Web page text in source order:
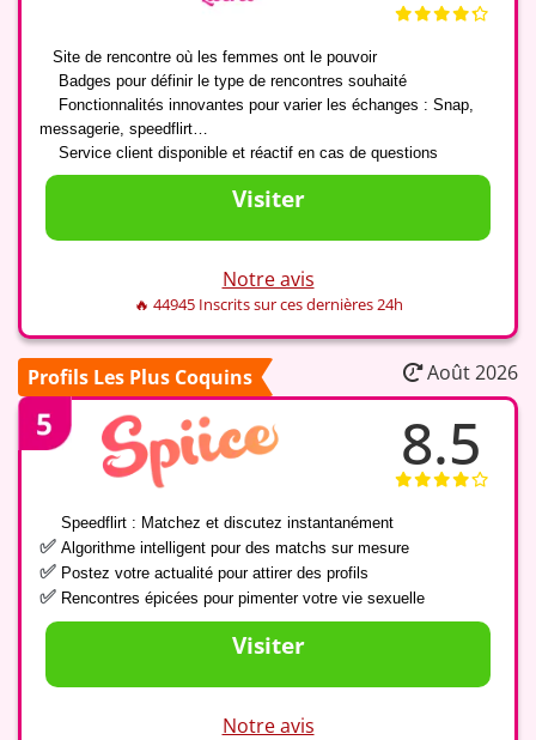
Site de rencontre où les femmes ont le pouvoir
Badges pour définir le type de rencontres souhaité
Fonctionnalités innovantes pour varier les échanges : Snap,
messagerie, speedflirt…
Service client disponible et réactif en cas de questions
Visiter
Notre avis
🔥 44945 Inscrits sur ces dernières 24h
Profils Les Plus Coquins Août 2026
8.5
Speedflirt : Matchez et discutez instantanément
✅ Algorithme intelligent pour des matchs sur mesure
✅ Postez votre actualité pour attirer des profils
✅ Rencontres épicées pour pimenter votre vie sexuelle
Visiter
Notre avis